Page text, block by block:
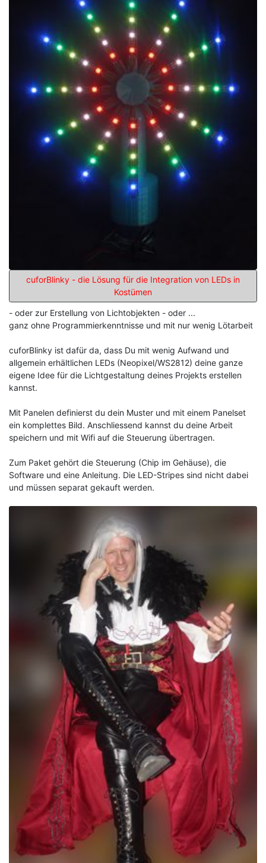
cuforBlinky - die Lösung für die Integration von LEDs in
Kostümen
- oder zur Erstellung von Lichtobjekten - oder ...
ganz ohne Programmierkenntnisse und mit nur wenig Lötarbeit
cuforBlinky ist dafür da, dass Du mit wenig Aufwand und
allgemein erhältlichen LEDs (Neopixel/WS2812) deine ganze
eigene Idee für die Lichtgestaltung deines Projekts erstellen
kannst.
Mit Panelen definierst du dein Muster und mit einem Panelset
ein komplettes Bild. Anschliessend kannst du deine Arbeit
speichern und mit Wifi auf die Steuerung übertragen.
Zum Paket gehört die Steuerung (Chip im Gehäuse), die
Software und eine Anleitung. Die LED-Stripes sind nicht dabei
und müssen separat gekauft werden.